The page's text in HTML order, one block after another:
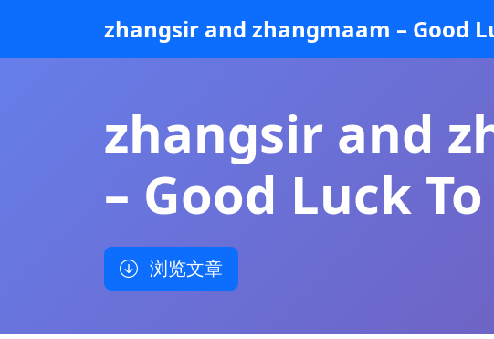
主
zhangsir and zhangmaam – Good
zhangsir and
– Good Luck
浏览文章